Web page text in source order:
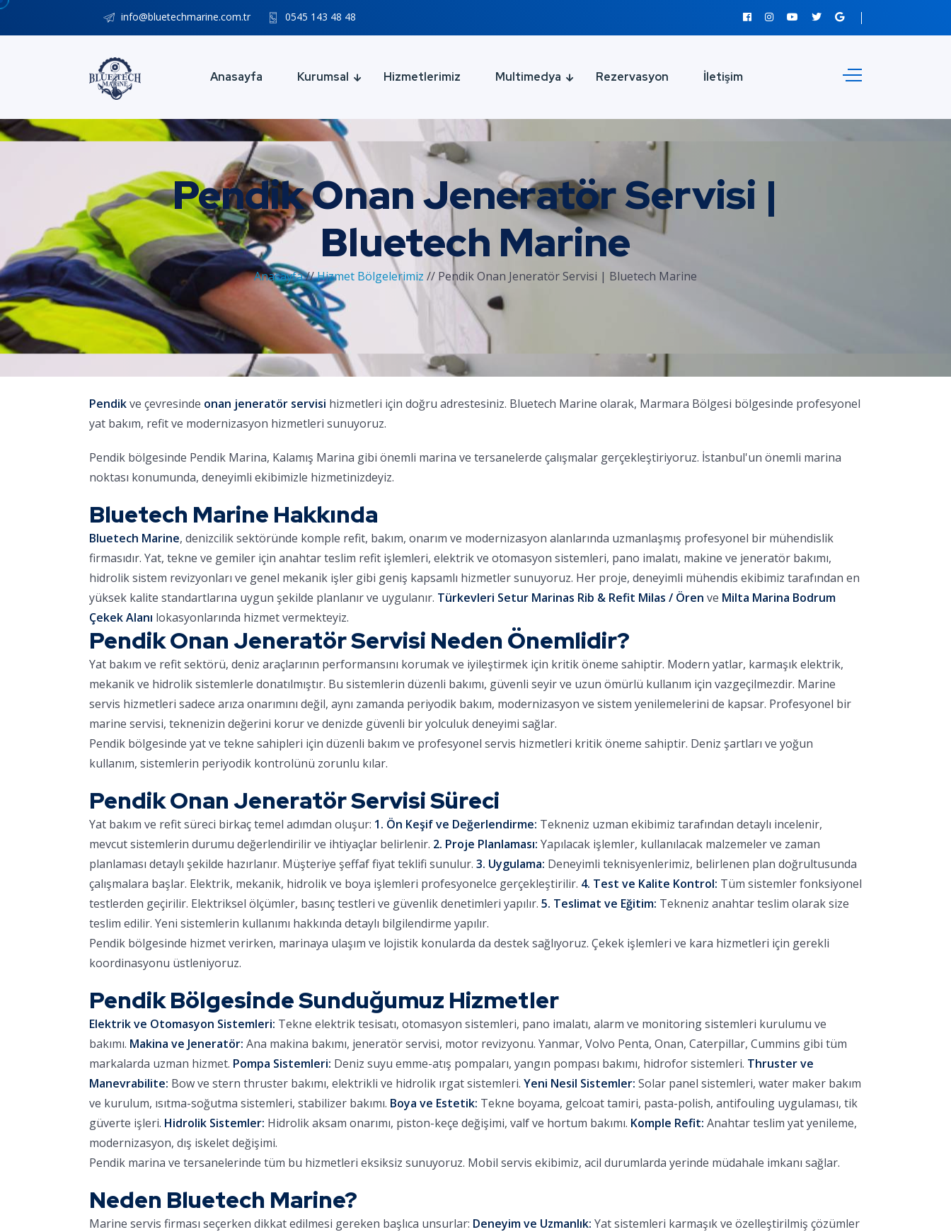
info@bluetechmarine.com.tr 0545 143 48 48
Anasayfa Kurumsal Hizmetlerimiz Multimedya Rezervasyon İletişim
Pendik Onan Jeneratör Servisi |
Bluetech Marine
Anasayfa//Hizmet Bölgelerimiz // Pendik Onan Jeneratör Servisi | Bluetech Marine
Pendikve çevresinde onan jeneratör servisi hizmetleri için doğru adrestesiniz. Bluetech Marine olarak, Marmara Bölgesi bölgesinde profesyonel
yat bakım, refit ve modernizasyon hizmetleri sunuyoruz.
Pendik bölgesinde Pendik Marina, Kalamış Marina gibi önemli marina ve tersanelerde çalışmalar gerçekleştiriyoruz. İstanbul'un önemli marina
noktası konumunda, deneyimli ekibimizle hizmetinizdeyiz.
Bluetech Marine Hakkında
Bluetech Marine, denizcilik sektöründe komple refit, bakım, onarım ve modernizasyon alanlarında uzmanlaşmış profesyonel bir mühendislik
firmasıdır. Yat, tekne ve gemiler için anahtar teslim refit işlemleri, elektrik ve otomasyon sistemleri, pano imalatı, makine ve jeneratör bakımı,
hidrolik sistem revizyonları ve genel mekanik işler gibi geniş kapsamlı hizmetler sunuyoruz. Her proje, deneyimli mühendis ekibimiz tarafından en
yüksek kalite standartlarına uygun şekilde planlanır ve uygulanır. Türkevleri Setur Marinas Rib & Refit Milas / Ören ve Milta Marina Bodrum
Çekek Alanı lokasyonlarında hizmet vermekteyiz.
Pendik Onan Jeneratör Servisi Neden Önemlidir?
Yat bakım ve refit sektörü, deniz araçlarının performansını korumak ve iyileştirmek için kritik öneme sahiptir. Modern yatlar, karmaşık elektrik,
mekanik ve hidrolik sistemlerle donatılmıştır. Bu sistemlerin düzenli bakımı, güvenli seyir ve uzun ömürlü kullanım için vazgeçilmezdir. Marine
servis hizmetleri sadece arıza onarımını değil, aynı zamanda periyodik bakım, modernizasyon ve sistem yenilemelerini de kapsar. Profesyonel bir
marine servisi, teknenizin değerini korur ve denizde güvenli bir yolculuk deneyimi sağlar.
Pendik bölgesinde yat ve tekne sahipleri için düzenli bakım ve profesyonel servis hizmetleri kritik öneme sahiptir. Deniz şartları ve yoğun
kullanım, sistemlerin periyodik kontrolünü zorunlu kılar.
Pendik Onan Jeneratör Servisi Süreci
Yat bakım ve refit süreci birkaç temel adımdan oluşur: 1. Ön Keşif ve Değerlendirme: Tekneniz uzman ekibimiz tarafından detaylı incelenir,
mevcut sistemlerin durumu değerlendirilir ve ihtiyaçlar belirlenir. 2. Proje Planlaması: Yapılacak işlemler, kullanılacak malzemeler ve zaman
planlaması detaylı şekilde hazırlanır. Müşteriye şeffaf fiyat teklifi sunulur. 3. Uygulama: Deneyimli teknisyenlerimiz, belirlenen plan doğrultusunda
çalışmalara başlar. Elektrik, mekanik, hidrolik ve boya işlemleri profesyonelce gerçekleştirilir. 4. Test ve Kalite Kontrol: Tüm sistemler fonksiyonel
testlerden geçirilir. Elektriksel ölçümler, basınç testleri ve güvenlik denetimleri yapılır. 5. Teslimat ve Eğitim: Tekneniz anahtar teslim olarak size
teslim edilir. Yeni sistemlerin kullanımı hakkında detaylı bilgilendirme yapılır.
Pendik bölgesinde hizmet verirken, marinaya ulaşım ve lojistik konularda da destek sağlıyoruz. Çekek işlemleri ve kara hizmetleri için gerekli
koordinasyonu üstleniyoruz.
Pendik Bölgesinde Sunduğumuz Hizmetler
Elektrik ve Otomasyon Sistemleri: Tekne elektrik tesisatı, otomasyon sistemleri, pano imalatı, alarm ve monitoring sistemleri kurulumu ve
bakımı. Makina ve Jeneratör: Ana makina bakımı, jeneratör servisi, motor revizyonu. Yanmar, Volvo Penta, Onan, Caterpillar, Cummins gibi tüm
markalarda uzman hizmet. Pompa Sistemleri: Deniz suyu emme-atış pompaları, yangın pompası bakımı, hidrofor sistemleri. Thruster ve
Manevrabilite: Bow ve stern thruster bakımı, elektrikli ve hidrolik ırgat sistemleri. Yeni Nesil Sistemler: Solar panel sistemleri, water maker bakım
ve kurulum, ısıtma-soğutma sistemleri, stabilizer bakımı. Boya ve Estetik: Tekne boyama, gelcoat tamiri, pasta-polish, antifouling uygulaması, tik
güverte işleri. Hidrolik Sistemler: Hidrolik aksam onarımı, piston-keçe değişimi, valf ve hortum bakımı. Komple Refit: Anahtar teslim yat yenileme,
modernizasyon, dış iskelet değişimi.
Pendik marina ve tersanelerinde tüm bu hizmetleri eksiksiz sunuyoruz. Mobil servis ekibimiz, acil durumlarda yerinde müdahale imkanı sağlar.
Neden Bluetech Marine?
Marine servis firması seçerken dikkat edilmesi gereken başlıca unsurlar: Deneyim ve Uzmanlık: Yat sistemleri karmaşık ve özelleştirilmiş çözümler